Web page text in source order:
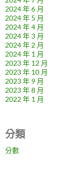
2024 年 6 月
2024 年 5 月
2024 年 4 月
2024 年 3 月
2024 年 2 月
2024 年 1 月
2023 年 12 月
2023 年 10 月
2023 年 9 月
2023 年 8 月
2022 年 1 月
分類
分數